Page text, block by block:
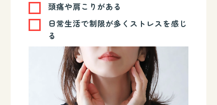
頭痛や肩こりがある
日常生活で制限が多くストレスを感じ
る